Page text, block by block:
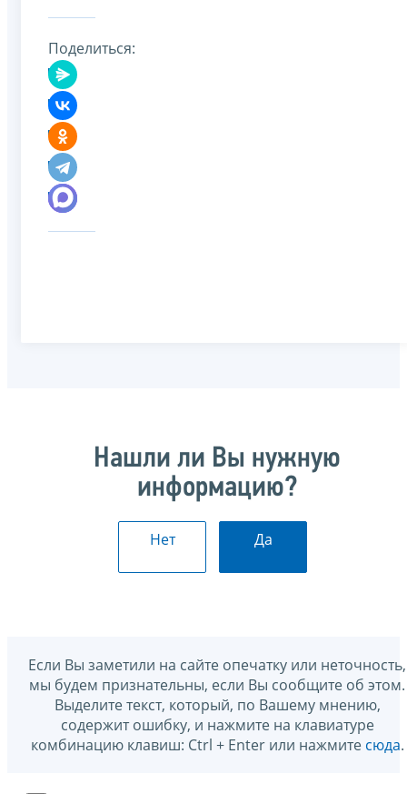
Поделиться:
Нашли ли Вы нужную
информацию?
Нет Да
Если Вы заметили на сайте опечатку или неточность,
мы будем признательны, если Вы сообщите об этом.
Выделите текст, который, по Вашему мнению,
содержит ошибку, и нажмите на клавиатуре
комбинацию клавиш: Ctrl + Enter или нажмите сюда.